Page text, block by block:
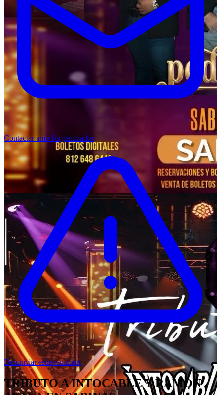
Contactar amb l'organitzador
Denunciar esdeveniment
TRIBUTO A INTOCABLE Y RAMON